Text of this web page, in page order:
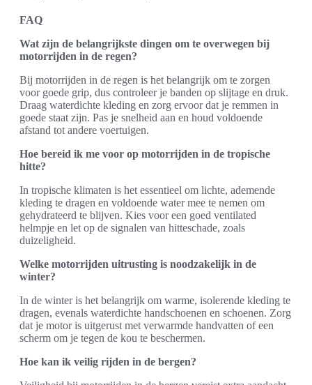
FAQ
Wat zijn de belangrijkste dingen om te overwegen bij
motorrijden in de regen?
Bij motorrijden in de regen is het belangrijk om te zorgen
voor goede grip, dus controleer je banden op slijtage en druk.
Draag waterdichte kleding en zorg ervoor dat je remmen in
goede staat zijn. Pas je snelheid aan en houd voldoende
afstand tot andere voertuigen.
Hoe bereid ik me voor op motorrijden in de tropische
hitte?
In tropische klimaten is het essentieel om lichte, ademende
kleding te dragen en voldoende water mee te nemen om
gehydrateerd te blijven. Kies voor een goed ventilated
helmpje en let op de signalen van hitteschade, zoals
duizeligheid.
Welke motorrijden uitrusting is noodzakelijk in de
winter?
In de winter is het belangrijk om warme, isolerende kleding te
dragen, evenals waterdichte handschoenen en schoenen. Zorg
dat je motor is uitgerust met verwarmde handvatten of een
scherm om je tegen de kou te beschermen.
Hoe kan ik veilig rijden in de bergen?